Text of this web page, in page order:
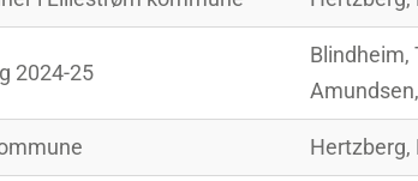
2024-25
Blindheim,
Hertzberg,